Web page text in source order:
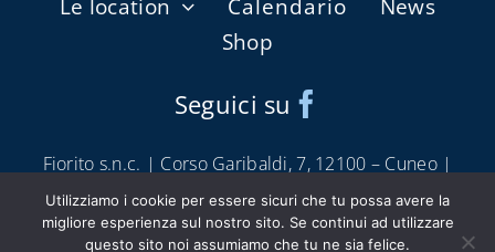
Le location
Calendario
News
Shop
Seguici su
Fiorito s.n.c. | Corso Garibaldi, 7, 12100 – Cuneo |
info@fioritoshop.it|0171 66650
Condizioni di servizio e vendita|Cookie Policy|
Utilizziamo i cookie per essere sicuri che tu possa avere la
migliore esperienza sul nostro sito. Se continui ad utilizzare
questo sito noi assumiamo che tu ne sia felice.